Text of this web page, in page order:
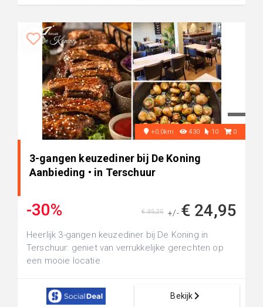
+0.0km 430 10 0
3-gangen keuzediner bij De Koning
Aanbieding • in Terschuur
-30% +/- € 24,95
€ 35,25
Heerlijk 3-gangen keuzediner bij De Koning in
Terschuur: geniet van verrukkelijke gerechten op
een mooie locatie
Bekijk